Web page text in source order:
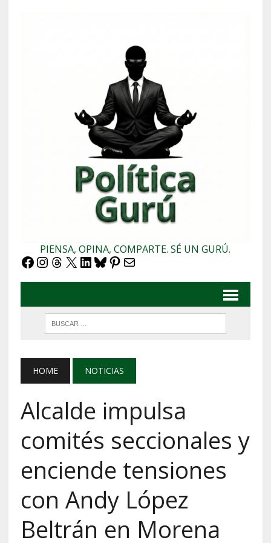
PIENSA, OPINA, COMPARTE. SÉ UN GURÚ.
Facebook
Instagram
Threads
X LinkedIn
Bluesky
Pinterest
Correo electrónico
HOME NOTICIAS
Alcalde impulsa
comités seccionales y
enciende tensiones
con Andy López
Beltrán en Morena